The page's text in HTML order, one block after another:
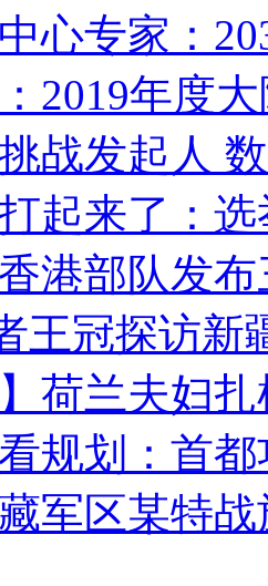
心专家：
2019年度
战发起人
起来了：
港部队发
王冠探访新
】荷兰夫妇
规划：首
军区某特